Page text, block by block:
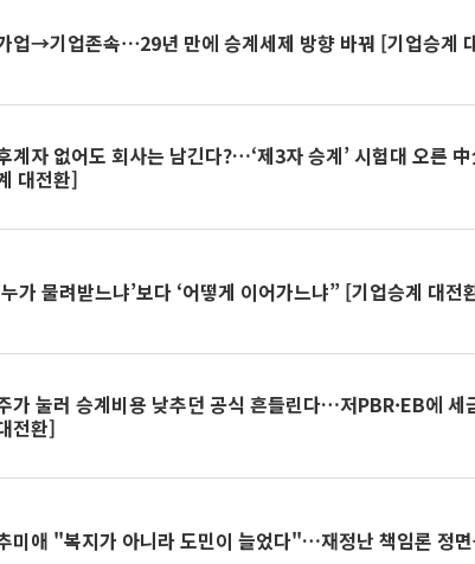
업→기업존속⋯29년 만에 승계세제 방향 바꿔 [기업승계
계자 없어도 회사는 남긴다?…‘제3자 승계’ 시험대 오른
대전환]
누가 물려받느냐’보다 ‘어떻게 이어가느냐” [기업승계 대전
가 눌러 승계비용 낮추던 공식 흔들린다…저PBR·EB에 세
전환]
미애 "복지가 아니라 도민이 늘었다"…재정난 책임론 정